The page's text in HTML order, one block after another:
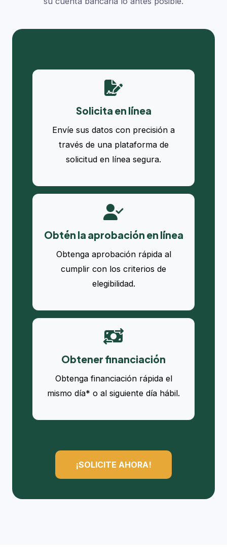
Solicita en línea
Envíe sus datos con precisión a
través de una plataforma de
solicitud en línea segura.
Obtén la aprobación en línea
Obtenga aprobación rápida al
cumplir con los criterios de
elegibilidad.
Obtener financiación
Obtenga financiación rápida el
mismo día* o al siguiente día hábil.
¡SOLICITE AHORA!